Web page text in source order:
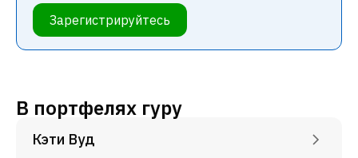
Зарегистрируйтесь
В портфелях гуру
Кэти Вуд